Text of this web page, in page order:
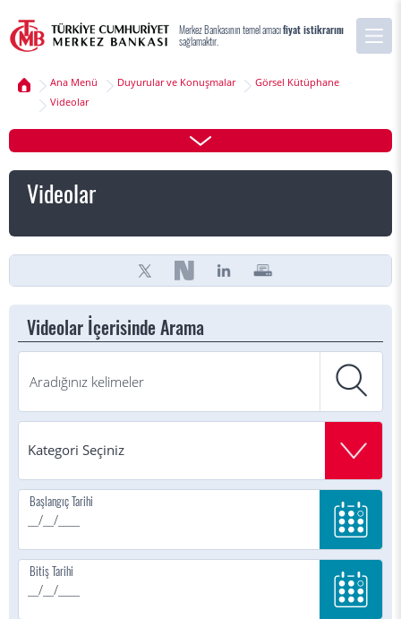
Merkez Bankasının temel amacıfiyat istikrarını
sağlamaktır.
Ana Menü Duyurular ve Konuşmalar
Görsel Kütüphane
Videolar
Videolar
Videolar İçerisinde Arama
Başlangıç Tarihi
Bitiş Tarihi